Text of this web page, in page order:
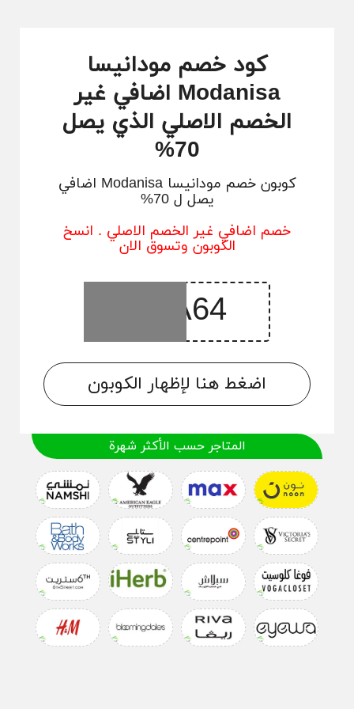
كود خصم مودانيسا
Modanisa اضافي غير
الخصم الاصلي الذي يصل
70%
كوبون خصم مودانيسا Modanisa اضافي
يصل ل 70%
خصم اضافي غير الخصم الاصلي . انسخ
الكوبون وتسوق الان
اضغط هنا لإظهار الكوبون
المتاجر حسب الأكثر شهرة